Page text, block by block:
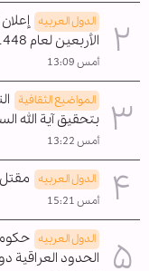
الدول العربیه
الأربعين لعام 1448هـ
أمس 13:09
المواضیع الثقافية
بتحقيق آية الله
أمس 13:22
الدول العربیه
أمس 15:21
الدول العربیه
الحدود العراقية